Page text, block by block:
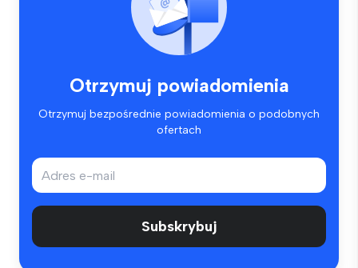
Otrzymuj powiadomienia
Otrzymuj bezpośrednie powiadomienia o podobnych
ofertach
Subskrybuj